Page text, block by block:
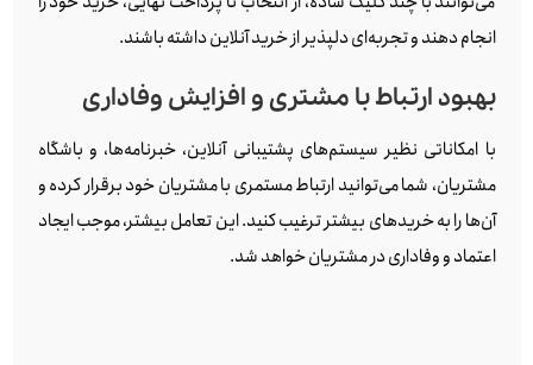
انجام دهند و تجربه‌ای دلپذیر از خرید آنلاین داشته باشند.
بهبود ارتباط با مشتری و افزایش وفاداری
با امکاناتی نظیر سیستم‌های پشتیبانی آنلاین، خبرنامه‌ها، و باشگاه
مشتریان، شما می‌توانید ارتباط مستمری با مشتریان خود برقرار کرده و
آن‌ها را به خریدهای بیشتر ترغیب کنید. این تعامل بیشتر، موجب ایجاد
اعتماد و وفاداری در مشتریان خواهد شد.